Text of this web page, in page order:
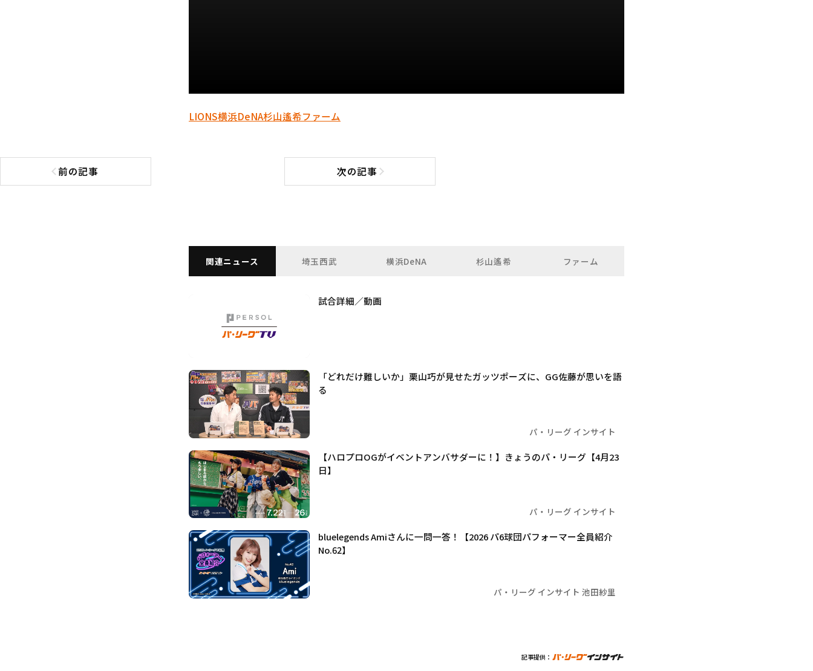
LIONS横浜DeNA杉山遙希ファーム
前の記事
前の記事へ 次の記事次の記事へ
関連ニュース 埼玉西武 横浜DeNA 杉山遙希 ファーム
試合詳細／動画
「どれだけ難しいか」栗山巧が見せたガッツポーズに、GG佐藤が思いを語
る
パ・リーグ インサイト
【ハロプロOGがイベントアンバサダーに！】きょうのパ・リーグ【4月23
日】
パ・リーグ インサイト
bluelegends Amiさんに一問一答！【2026 パ6球団パフォーマー全員紹介
No.62】
パ・リーグ インサイト 池田紗里
記事提供：